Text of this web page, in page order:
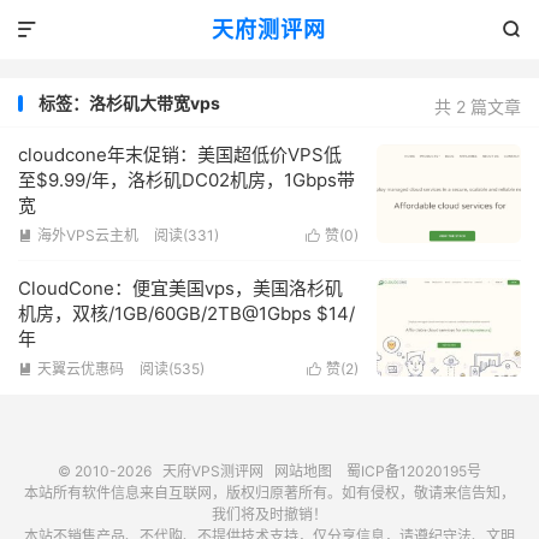
天府测评网 

共 2 篇文章
标签：洛杉矶大带宽vps
cloudcone年末促销：美国超低价VPS低
至$9.99/年，洛杉矶DC02机房，1Gbps带
宽
 赞(0)
 海外VPS云主机 阅读(331)
CloudCone：便宜美国vps，美国洛杉矶
机房，双核/1GB/60GB/2TB@1Gbps $14/
年
 赞(2)
 天翼云优惠码 阅读(535)
© 2010-2026 天府VPS测评网 网站地图
蜀ICP备12020195号
本站所有软件信息来自互联网，版权归原著所有。如有侵权，敬请来信告知，
我们将及时撤销！